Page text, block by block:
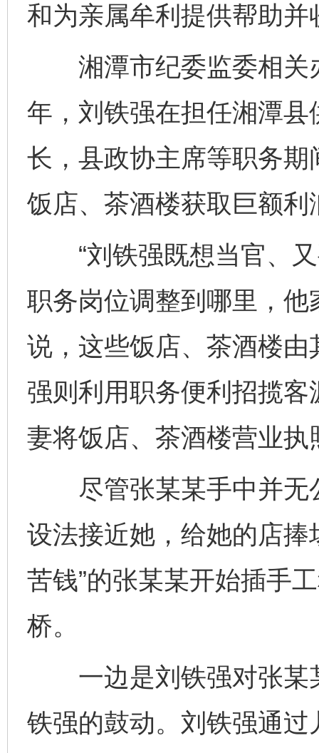
和为亲属牟利提供帮助
湘潭市纪委监委相关
年，刘铁强在担任湘潭
长，县政协主席等职务
饭店、茶酒楼获取巨额利
“刘铁强既想当官、又
职务岗位调整到哪里，他
说，这些饭店、茶酒楼
强则利用职务便利招揽
妻将饭店、茶酒楼营业
尽管张某某手中并无
设法接近她，给她的店捧
苦钱”的张某某开始插手
桥。
一边是刘铁强对张某
铁强的鼓动。刘铁强通过